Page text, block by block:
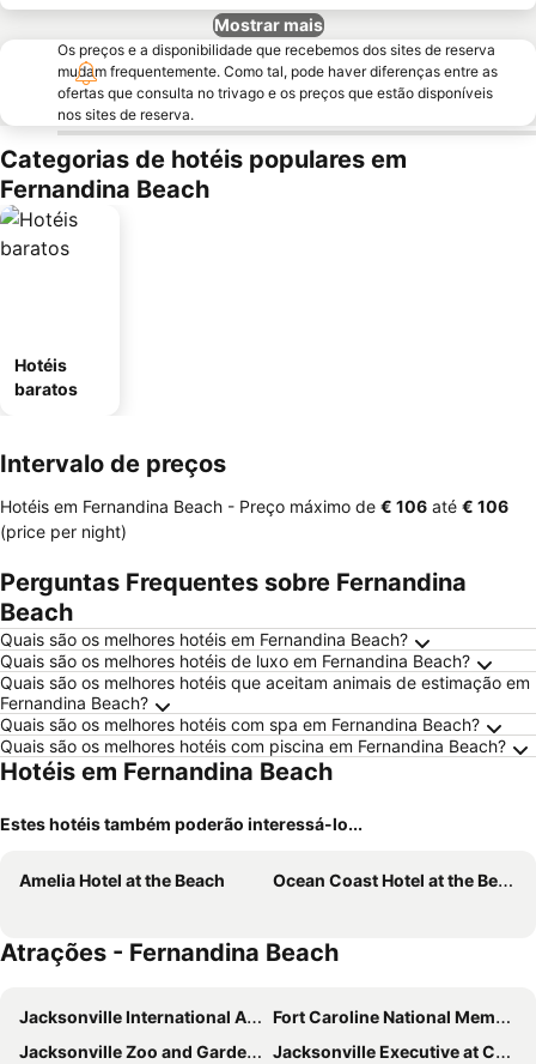
Mostrar mais
Os preços e a disponibilidade que recebemos dos sites de reserva
mudam frequentemente. Como tal, pode haver diferenças entre as
ofertas que consulta no trivago e os preços que estão disponíveis
nos sites de reserva.
Categorias de hotéis populares em
Fernandina Beach
Hotéis
baratos
Intervalo de preços
Hotéis em Fernandina Beach - Preço máximo de ‎€ 106 até ‎€ 106
(price per night)
Perguntas Frequentes sobre Fernandina
Beach
Quais são os melhores hotéis em Fernandina Beach?
Quais são os melhores hotéis de luxo em Fernandina Beach?
Quais são os melhores hotéis que aceitam animais de estimação em
Fernandina Beach?
Quais são os melhores hotéis com spa em Fernandina Beach?
Quais são os melhores hotéis com piscina em Fernandina Beach?
Hotéis em Fernandina Beach
Estes hotéis também poderão interessá-lo...
Amelia Hotel at the Beach Ocean Coast Hotel at the Beach Amelia Island
Atrações - Fernandina Beach
Jacksonville International Airport
Fort Caroline National Memorial
Jacksonville Zoo and Gardens
Jacksonville Executive at Craig Airport